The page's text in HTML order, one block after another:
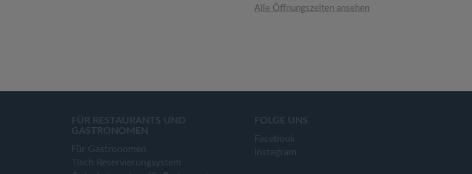
Alle Öffnungszeiten ansehen
FÜR RESTAURANTS UND
GASTRONOMEN
Für Gastronomen
Tisch Reservierungsystem
FOLGE UNS
Facebook
Instagram